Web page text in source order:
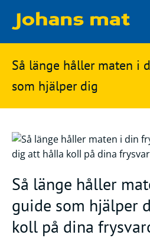
Matbloggen
Innertemperaturer
Ingredienser
Matsnack
Ölbloggen
Topplistan
Bryggerier
Ölstilar
Sök
på
Johans
mat
efter:
Så länge håller maten i
som hjälper dig
Så länge håller
guide som hjälper
koll på dina